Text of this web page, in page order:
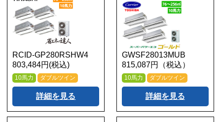
RCID-GP280RSHW4
803,484円(税込)
10馬力 ダブルツイン
詳細を見る
GWSF28013MUB
815,087円（税込）
10馬力 ダブルツイン
詳細を見る